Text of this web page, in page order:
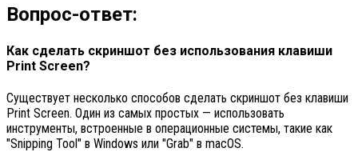
Вопрос-ответ:
Как сделать скриншот без использования клавиши
Print Screen?
Существует несколько способов сделать скриншот без клавиши
Print Screen. Один из самых простых — использовать
инструменты, встроенные в операционные системы, такие как
"Snipping Tool" в Windows или "Grab" в macOS.